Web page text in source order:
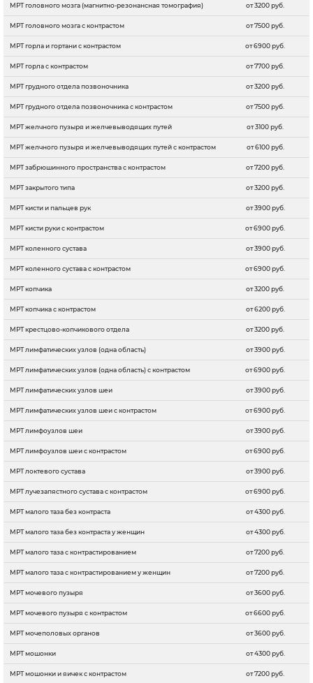
МРТ головного мозга (магнитно-резонансная томография) от 3200 руб.
МРТ головного мозга с контрастом от 7500 руб.
МРТ горла и гортани с контрастом от 6900 руб.
МРТ горла с контрастом от 7700 руб.
МРТ грудного отдела позвоночника от 3200 руб.
МРТ грудного отдела позвоночника с контрастом от 7500 руб.
МРТ желчного пузыря и желчевыводящих путей от 3100 руб.
МРТ желчного пузыря и желчевыводящих путей с контрастом от 6100 руб.
МРТ забрюшинного пространства с контрастом от 7200 руб.
МРТ закрытого типа от 3200 руб.
МРТ кисти и пальцев рук от 3900 руб.
МРТ кисти руки с контрастом от 6900 руб.
МРТ коленного сустава от 3900 руб.
МРТ коленного сустава с контрастом от 6900 руб.
МРТ копчика от 3200 руб.
МРТ копчика с контрастом от 6200 руб.
МРТ крестцово-копчикового отдела от 3200 руб.
МРТ лимфатических узлов (одна область) от 3900 руб.
МРТ лимфатических узлов (одна область) с контрастом от 6900 руб.
МРТ лимфатических узлов шеи от 3900 руб.
МРТ лимфатических узлов шеи с контрастом от 6900 руб.
МРТ лимфоузлов шеи от 3900 руб.
МРТ лимфоузлов шеи с контрастом от 6900 руб.
МРТ локтевого сустава от 3900 руб.
МРТ лучезапястного сустава с контрастом от 6900 руб.
МРТ малого таза без контраста от 4300 руб.
МРТ малого таза без контраста у женщин от 4300 руб.
МРТ малого таза с контрастированием от 7200 руб.
МРТ малого таза с контрастированием у женщин от 7200 руб.
МРТ мочевого пузыря от 3600 руб.
МРТ мочевого пузыря с контрастом от 6600 руб.
МРТ мочеполовых органов от 3600 руб.
МРТ мошонки от 4300 руб.
МРТ мошонки и яичек с контрастом от 7200 руб.